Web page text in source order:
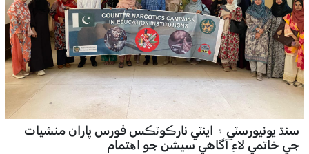
سنڌ يونيورسٽي ۽ اينٽي نارڪوٽڪس فورس پاران منشيات
جي خاتمي لاءِ آگاهي سيشن جو اھتمام